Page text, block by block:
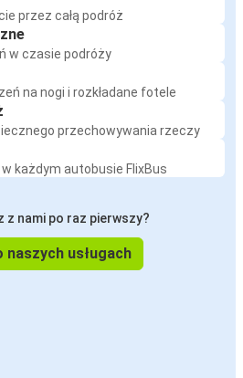
przez całą podróż
w czasie podróży
na nogi i rozkładane fotele
przechowywania rzeczy
każdym autobusie FlixBus
z nami po raz pierwszy?
naszych usługach